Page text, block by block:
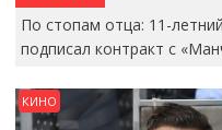
По стопам отца: 11-
подписал контракт с
КИНО